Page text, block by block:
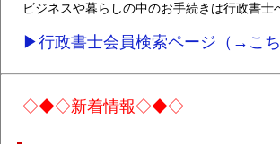
ビジネスや暮らしの中のお手続きは行政書士
▶行政書士会員検索ページ（→こち
◇◆◇新着情報◇◆◇